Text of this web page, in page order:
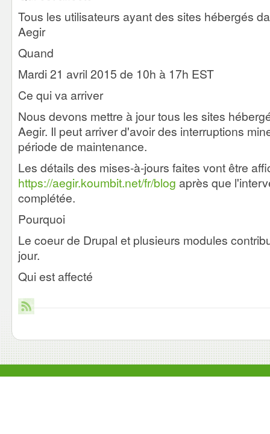
Tous les utilisateurs ayant des sites hébergés
Aegir
Quand
Mardi 21 avril 2015 de 10h à 17h EST
Ce qui va arriver
Nous devons mettre à jour tous les sites
Aegir. Il peut arriver d'avoir des interruptions
période de maintenance.
Les détails des mises-à-jours faites vont être
https://aegir.koumbit.net/fr/blog après que
complétée.
Pourquoi
Le coeur de Drupal et plusieurs modules
jour.
Qui est affecté